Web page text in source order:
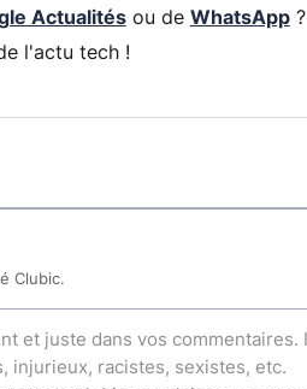
Actualitésou de WhatsApp?
l'actu tech !
Clubic.